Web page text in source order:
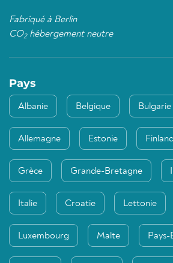
Fabriqué à Berlin
CO2hébergement neutre
Pays
Albanie Belgique Bulgarie
Allemagne Estonie
Grèce Grande-Bretagne
Italie Croatie Lettonie
Luxembourg Malte Pays-